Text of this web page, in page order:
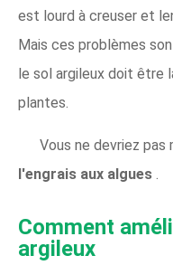
est lourd à creuser et
Mais ces problèmes
le sol argileux doit être
plantes.
Vous ne devriez pas
l'engrais aux algues .
Comment
argileux